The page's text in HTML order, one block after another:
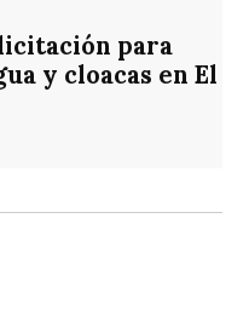
licitación para
y cloacas en El